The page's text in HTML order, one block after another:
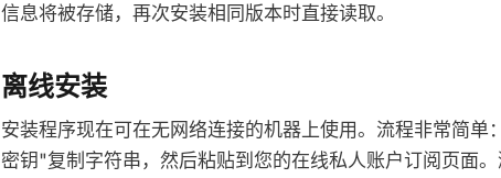
信息将被存储，再次安装相同版本时直接读取。
离线安装
安装程序现在可在无网络连接的机器上使用。流程非常简
密钥"复制字符串，然后粘贴到您的在线私人账户订阅页面。